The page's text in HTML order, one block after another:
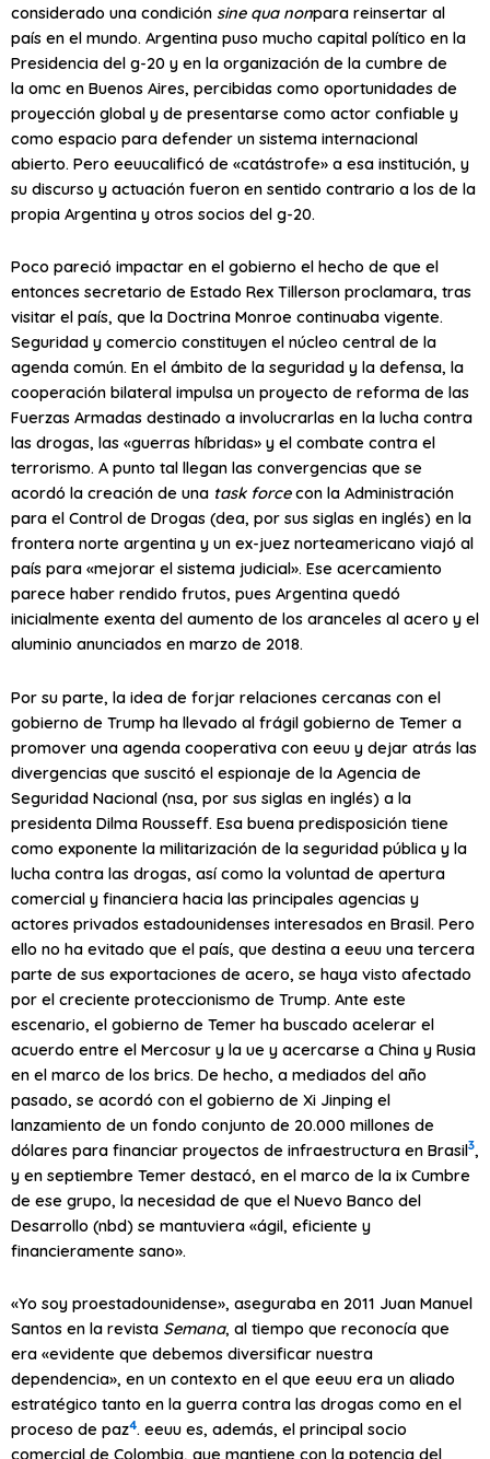
considerado una condición sine qua nonpara reinsertar al
país en el mundo. Argentina puso mucho capital político en la
Presidencia del g-20 y en la organización de la cumbre de
la omc en Buenos Aires, percibidas como oportunidades de
proyección global y de presentarse como actor confiable y
como espacio para defender un sistema internacional
abierto. Pero eeuucalificó de «catástrofe» a esa institución, y
su discurso y actuación fueron en sentido contrario a los de la
propia Argentina y otros socios del g-20.
Poco pareció impactar en el gobierno el hecho de que el
entonces secretario de Estado Rex Tillerson proclamara, tras
visitar el país, que la Doctrina Monroe continuaba vigente.
Seguridad y comercio constituyen el núcleo central de la
agenda común. En el ámbito de la seguridad y la defensa, la
cooperación bilateral impulsa un proyecto de reforma de las
Fuerzas Armadas destinado a involucrarlas en la lucha contra
las drogas, las «guerras híbridas» y el combate contra el
terrorismo. A punto tal llegan las convergencias que se
acordó la creación de una task forcecon la Administración
para el Control de Drogas (dea, por sus siglas en inglés) en la
frontera norte argentina y un ex-juez norteamericano viajó al
país para «mejorar el sistema judicial». Ese acercamiento
parece haber rendido frutos, pues Argentina quedó
inicialmente exenta del aumento de los aranceles al acero y el
aluminio anunciados en marzo de 2018.
Por su parte, la idea de forjar relaciones cercanas con el
gobierno de Trump ha llevado al frágil gobierno de Temer a
promover una agenda cooperativa con eeuu y dejar atrás las
divergencias que suscitó el espionaje de la Agencia de
Seguridad Nacional (nsa, por sus siglas en inglés) a la
presidenta Dilma Rousseff. Esa buena predisposición tiene
como exponente la militarización de la seguridad pública y la
lucha contra las drogas, así como la voluntad de apertura
comercial y financiera hacia las principales agencias y
actores privados estadounidenses interesados en Brasil. Pero
ello no ha evitado que el país, que destina a eeuu una tercera
parte de sus exportaciones de acero, se haya visto afectado
por el creciente proteccionismo de Trump. Ante este
escenario, el gobierno de Temer ha buscado acelerar el
acuerdo entre el Mercosur y la ue y acercarse a China y Rusia
en el marco de los brics. De hecho, a mediados del año
pasado, se acordó con el gobierno de Xi Jinping el
lanzamiento de un fondo conjunto de 20.000 millones de
dólares para financiar proyectos de infraestructura en Brasil3,
y en septiembre Temer destacó, en el marco de la ix Cumbre
de ese grupo, la necesidad de que el Nuevo Banco del
Desarrollo (nbd) se mantuviera «ágil, eficiente y
financieramente sano».
«Yo soy proestadounidense», aseguraba en 2011 Juan Manuel
Santos en la revista Semana, al tiempo que reconocía que
era «evidente que debemos diversificar nuestra
dependencia», en un contexto en el que eeuu era un aliado
estratégico tanto en la guerra contra las drogas como en el
proceso de paz4. eeuu es, además, el principal socio
comercial de Colombia, que mantiene con la potencia del